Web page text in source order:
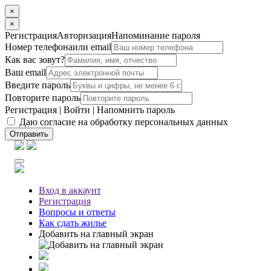
×
×
РегистрацияАвторизацияНапоминание пароля
Номер телефонаили email
Как вас зовут?
Ваш email
Введите пароль
Повторите пароль
Регистрация | Войти | Напомнить пароль
Даю согласие на обработку персональных данных
Отправить
Вход в аккаунт
Регистрация
Вопросы и ответы
Как сдать жилье
Добавить на главный экран